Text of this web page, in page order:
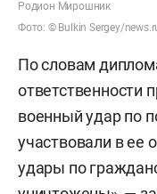
Родион Мирошник
Фото: © Bulkin Sergey/
По словам
ответственности
военный удар по
участвовали в ее
удары по